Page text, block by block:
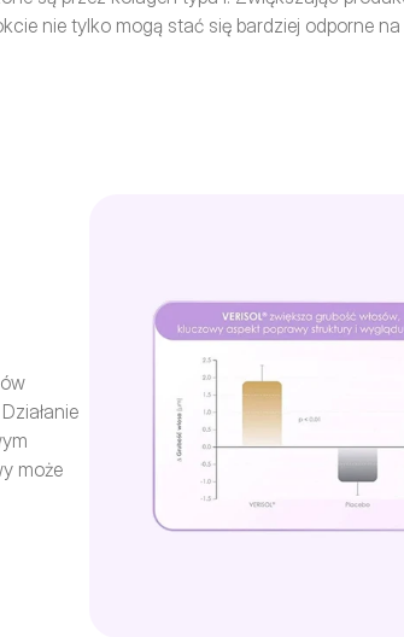
nie tylko mogą stać się bardziej odporne
może